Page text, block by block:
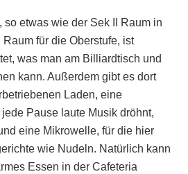
so etwas wie der Sek II Raum in
für die Oberstufe, ist
was man am Billiardtisch und
kann. Außerdem gibt es dort
Laden, eine
Pause laute Musik dröhnt,
eine Mikrowelle, für die hier
wie Nudeln. Natürlich kann
Essen in der Cafeteria